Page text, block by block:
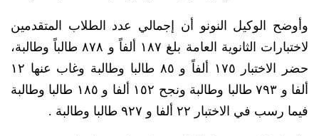
وأوضح الوكيل النونو أن إجمالي عدد الطلاب المتقدمين
لاختبارات الثانوية العامة بلغ ١٨٧ ألفاً و ٨٧٨ طالباً وطالبة،
حضر الاختبار ١٧٥ ألفاً و ٨٥ طالبا وطالبة وغاب عنها ١٢
ألفا و ٧٩٣ طالبا وطالبة ونجح ١٥٢ ألفا و ١٨٥ طالبا وطالبة
فيما رسب في الاختبار ٢٢ ألفا و ٩٢٧ طالبا وطالبة .